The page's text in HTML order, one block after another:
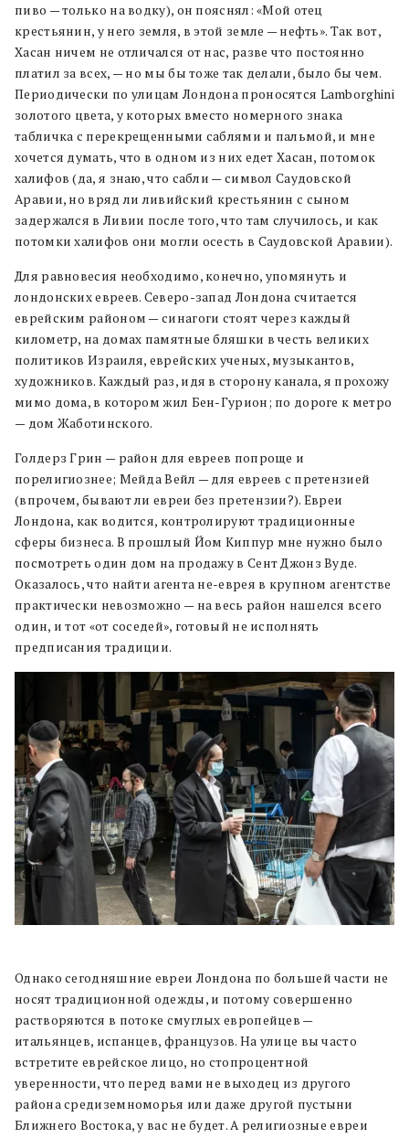
пиво — только на водку), он пояснял: «Мой отец
крестьянин, у него земля, в этой земле — нефть». Так вот,
Хасан ничем не отличался от нас, разве что постоянно
платил за всех, — но мы бы тоже так делали, было бы чем.
Периодически по улицам Лондона проносятся Lamborghini
золотого цвета, у которых вместо номерного знака
табличка с перекрещенными саблями и пальмой, и мне
хочется думать, что в одном из них едет Хасан, потомок
халифов (да, я знаю, что сабли — символ Саудовской
Аравии, но вряд ли ливийский крестьянин с сыном
задержался в Ливии после того, что там случилось, и как
потомки халифов они могли осесть в Саудовской Аравии).
Для равновесия необходимо, конечно, упомянуть и
лондонских евреев. Северо-запад Лондона считается
еврейским районом — синагоги стоят через каждый
километр, на домах памятные бляшки в честь великих
политиков Израиля, еврейских ученых, музыкантов,
художников. Каждый раз, идя в сторону канала, я прохожу
мимо дома, в котором жил Бен-Гурион; по дороге к метро
— дом Жаботинского.
Голдерз Грин — район для евреев попроще и
порелигиознее; Мейда Вейл — для евреев с претензией
(впрочем, бывают ли евреи без претензии?). Евреи
Лондона, как водится, контролируют традиционные
сферы бизнеса. В прошлый Йом Киппур мне нужно было
посмотреть один дом на продажу в Сент Джонз Вуде.
Оказалось, что найти агента не-еврея в крупном агентстве
практически невозможно — на весь район нашелся всего
один, и тот «от соседей», готовый не исполнять
предписания традиции.
Однако сегодняшние евреи Лондона по большей части не
носят традиционной одежды, и потому совершенно
растворяются в потоке смуглых европейцев —
итальянцев, испанцев, французов. На улице вы часто
встретите еврейское лицо, но стопроцентной
уверенности, что перед вами не выходец из другого
района средиземноморья или даже другой пустыни
Ближнего Востока, у вас не будет. А религиозные евреи